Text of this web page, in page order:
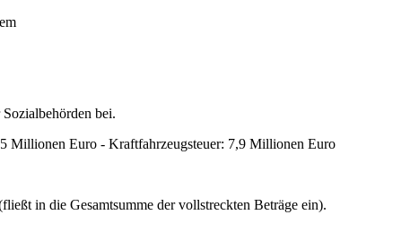
bei.
Millionen Euro - Kraftfahrzeugsteuer: 7,9 Millionen Euro
in die Gesamtsumme der vollstreckten Beträge ein).